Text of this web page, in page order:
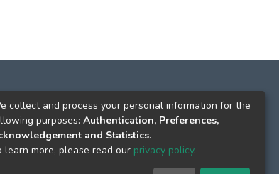
КОНТАКТИ
вул. Григорія Сковороди, 2
к. 1, к. 120
collect and process your personal information for the
purposes: Authentication, Preferences,
and Statistics.
learn more, please read our privacy policy.